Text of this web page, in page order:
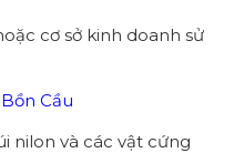
cơ sở kinh doanh sử
Cầu
nilon và các vật cứng